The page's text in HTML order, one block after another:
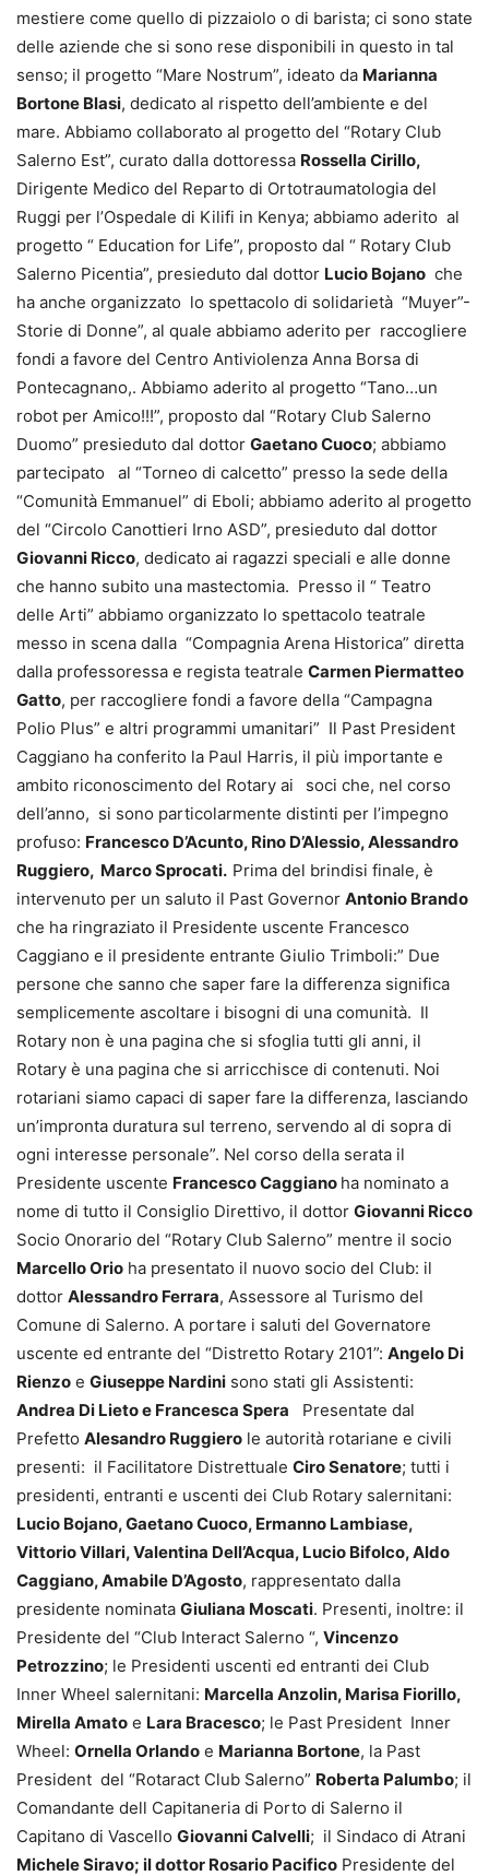
mestiere come quello di pizzaiolo o di barista; ci sono state
delle aziende che si sono rese disponibili in questo in tal
senso; il progetto “Mare Nostrum”, ideato da Marianna
Bortone Blasi, dedicato al rispetto dell’ambiente e del
mare. Abbiamo collaborato al progetto del “Rotary Club
Salerno Est”, curato dalla dottoressa Rossella Cirillo,
Dirigente Medico del Reparto di Ortotraumatologia del
Ruggi per l’Ospedale di Kilifi in Kenya; abbiamo aderito al
progetto “ Education for Life”, proposto dal “ Rotary Club
Salerno Picentia”, presieduto dal dottor Lucio Bojano che
ha anche organizzato lo spettacolo di solidarietà “Muyer”-
Storie di Donne”, al quale abbiamo aderito per raccogliere
fondi a favore del Centro Antiviolenza Anna Borsa di
Pontecagnano,. Abbiamo aderito al progetto “Tano…un
robot per Amico!!!”, proposto dal “Rotary Club Salerno
Duomo” presieduto dal dottor Gaetano Cuoco; abbiamo
partecipato al “Torneo di calcetto” presso la sede della
“Comunità Emmanuel” di Eboli; abbiamo aderito al progetto
del “Circolo Canottieri Irno ASD”, presieduto dal dottor
Giovanni Ricco, dedicato ai ragazzi speciali e alle donne
che hanno subito una mastectomia. Presso il “ Teatro
delle Arti” abbiamo organizzato lo spettacolo teatrale
messo in scena dalla “Compagnia Arena Historica” diretta
dalla professoressa e regista teatrale Carmen Piermatteo
Gatto, per raccogliere fondi a favore della “Campagna
Polio Plus” e altri programmi umanitari” Il Past President
Caggiano ha conferito la Paul Harris, il più importante e
ambito riconoscimento del Rotary ai
soci che, nel corso
dell’anno, si sono particolarmente distinti per l’impegno
profuso: Francesco D’Acunto, Rino D’Alessio, Alessandro
Ruggiero, Marco Sprocati. Prima del brindisi finale, è
intervenuto per un saluto il Past Governor Antonio Brando
che ha ringraziato il Presidente uscente Francesco
Caggiano e il presidente entrante Giulio Trimboli:” Due
persone che sanno che saper fare la differenza significa
semplicemente ascoltare i bisogni di una comunità. Il
Rotary non è una pagina che si sfoglia tutti gli anni, il
Rotary è una pagina che si arricchisce di contenuti. Noi
rotariani siamo capaci di saper fare la differenza, lasciando
un’impronta duratura sul terreno, servendo al di sopra di
ogni interesse personale”. Nel corso della serata il
Presidente uscente Francesco Caggiano ha nominato a
nome di tutto il Consiglio Direttivo, il dottor Giovanni Ricco
Socio Onorario del “Rotary Club Salerno” mentre il socio
Marcello Orio ha presentato il nuovo socio del Club: il
dottor Alessandro Ferrara, Assessore al Turismo del
Comune di Salerno. A portare i saluti del Governatore
uscente ed entrante del “Distretto Rotary 2101”: Angelo Di
Rienzo e Giuseppe Nardini sono stati gli Assistenti:
Andrea Di Lieto e Francesca Spera Presentate dal
Prefetto Alesandro Ruggiero le autorità rotariane e civili
presenti: il Facilitatore Distrettuale Ciro Senatore; tutti i
presidenti, entranti e uscenti dei Club Rotary salernitani:
Lucio Bojano, Gaetano Cuoco, Ermanno Lambiase,
Vittorio Villari, Valentina Dell’Acqua, Lucio Bifolco, Aldo
Caggiano, Amabile D’Agosto, rappresentato dalla
presidente nominata Giuliana Moscati. Presenti, inoltre: il
Presidente del “Club Interact Salerno “, Vincenzo
Petrozzino; le Presidenti uscenti ed entranti dei Club
Inner Wheel salernitani: Marcella Anzolin, Marisa Fiorillo,
Mirella Amato e Lara Bracesco; le Past President Inner
Wheel: Ornella Orlando e Marianna Bortone, la Past
President del “Rotaract Club Salerno” Roberta Palumbo; il
Comandante dell Capitaneria di Porto di Salerno il
Capitano di Vascello Giovanni Calvelli; il Sindaco di Atrani
Michele Siravo; il dottor Rosario Pacifico Presidente del